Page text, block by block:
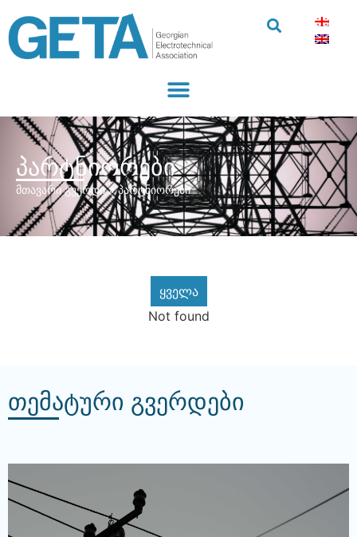
პარტნიორები
მთავარი გვერდი»პარტნიორები
ყველა
Not found
თემატური გვერდები